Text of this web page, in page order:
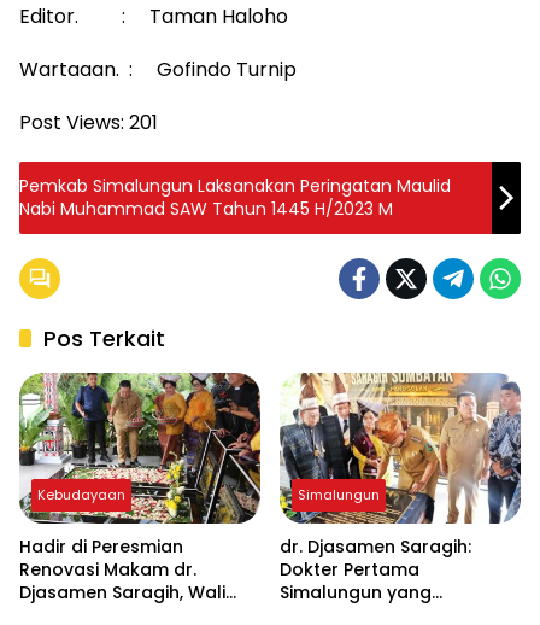
Editor. : Taman Haloho
Wartaaan. : Gofindo Turnip
Post Views: 201
Pemkab Simalungun Laksanakan Peringatan Maulid
Nabi Muhammad SAW Tahun 1445 H/2023 M
Pos Terkait
Kebudayaan
Hadir di Peresmian
Renovasi Makam dr.
Djasamen Saragih, Wali
Simalungun
dr. Djasamen Saragih:
Dokter Pertama
Simalungun yang